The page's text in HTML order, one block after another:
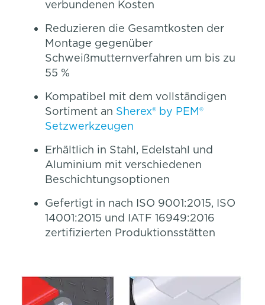
verbundenen Kosten
Reduzieren die Gesamtkosten der
Montage gegenüber
Schweißmutternverfahren um bis zu
55 %
Kompatibel mit dem vollständigen
Sortiment an Sherex® by PEM®
Setzwerkzeugen
Erhältlich in Stahl, Edelstahl und
Aluminium mit verschiedenen
Beschichtungsoptionen
Gefertigt in nach ISO 9001:2015, ISO
14001:2015 und IATF 16949:2016
zertifizierten Produktionsstätten